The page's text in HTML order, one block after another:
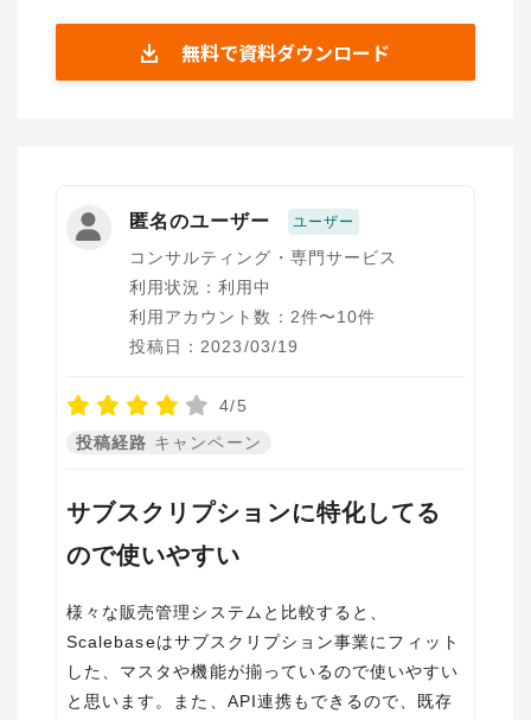
無料で資料ダウンロード
匿名のユーザー ユーザー
コンサルティング・専門サービス
利用状況：利用中
利用アカウント数：2件〜10件
投稿日：2023/03/19
4/5
投稿経路 キャンペーン
サブスクリプションに特化してる
ので使いやすい
様々な販売管理システムと比較すると、
Scalebaseはサブスクリプション事業にフィット
した、マスタや機能が揃っているので使いやすい
と思います。また、API連携もできるので、既存